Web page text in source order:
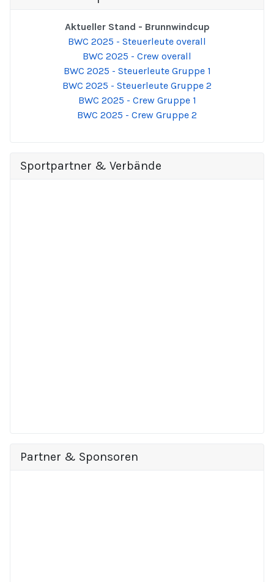
Aktueller Stand - Brunnwindcup
BWC 2025 - Steuerleute overall
BWC 2025 - Crew overall
BWC 2025 - Steuerleute Gruppe 1
BWC 2025 - Steuerleute Gruppe 2
BWC 2025 - Crew Gruppe 1
BWC 2025 - Crew Gruppe 2
Sportpartner & Verbände
Partner & Sponsoren